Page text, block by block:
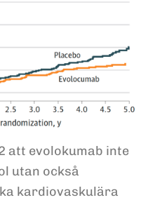
att evolokumab inte
utan också
kardiovaskulära